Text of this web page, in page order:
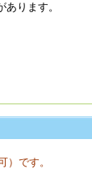
ります。
です。